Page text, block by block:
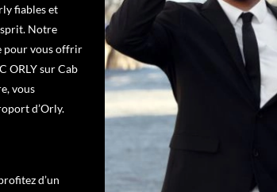
fiables et
Notre
pour vous offrir
ORLY sur Cab
vous
d’Orly.
d’un